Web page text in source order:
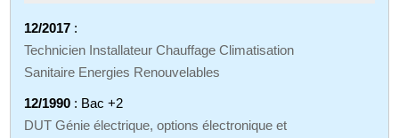
12/2017 :
Technicien Installateur Chauffage Climatisation
Sanitaire Energies Renouvelables
12/1990 : Bac +2
DUT Génie électrique, options électronique et